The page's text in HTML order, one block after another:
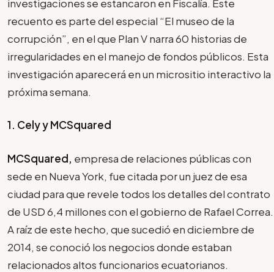
investigaciones se estancaron en Fiscalía. Este
recuento es parte del especial “El museo de la
corrupción”, en el que Plan V narra 60 historias de
irregularidades en el manejo de fondos públicos. Esta
investigación aparecerá en un micrositio interactivo la
próxima semana.
1. Cely y MCSquared
MCSquared, empresa de relaciones públicas con
sede en Nueva York, fue citada por un juez de esa
ciudad para que revele todos los detalles del contrato
de USD 6,4 millones con el gobierno de Rafael Correa.
A raíz de este hecho, que sucedió en diciembre de
2014, se conoció los negocios donde estaban
relacionados altos funcionarios ecuatorianos.